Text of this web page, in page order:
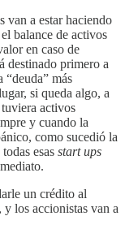
van a estar haciendo
balance de activos
en caso de
destinado primero a
“deuda” más
si queda algo, a
activos
y cuando la
como sucedió la
esas start ups
un crédito al
los accionistas van a